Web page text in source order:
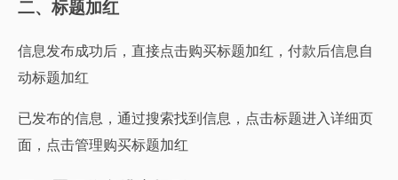
二、标题加红
信息发布成功后，直接点击购买标题加红，付款后信息自
动标题加红
已发布的信息，通过搜索找到信息，点击标题进入详细页
面，点击管理购买标题加红